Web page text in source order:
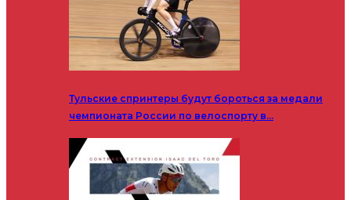
Тульские спринтеры будут бороться за медали
чемпионата России по велоспорту в…